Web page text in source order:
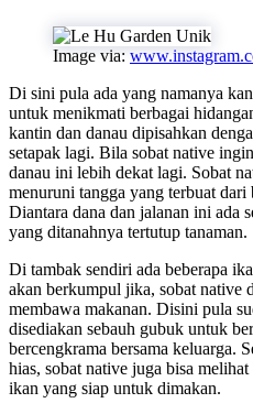
Image via:
Di sini pula ada yang namanya
untuk menikmati berbagai
kantin dan danau dipisahkan
setapak lagi. Bila sobat native
danau ini lebih dekat lagi. Sobat
menuruni tangga yang terbuat dari
Diantara dana dan jalanan ini ada
yang ditanahnya tertutup tanaman.
Di tambak sendiri ada beberapa
akan berkumpul jika, sobat native
membawa makanan. Disini pula
disediakan sebauh gubuk untuk
bercengkrama bersama keluarga.
hias, sobat native juga bisa melihat
ikan yang siap untuk dimakan.